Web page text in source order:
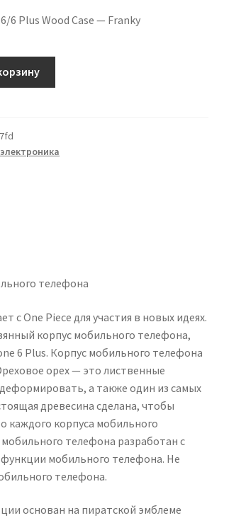
6 Plus Wood Case — Franky
телефона
с One Piece для участия в новых идеях.
корпус мобильного телефона,
6 Plus. Корпус мобильного телефона
орех — это лиственные
а также один из самых
древесина сделана, чтобы
каждого корпуса мобильного
телефона разработан с
мобильного телефона. Не
телефона.
основан на пиратской эмблеме